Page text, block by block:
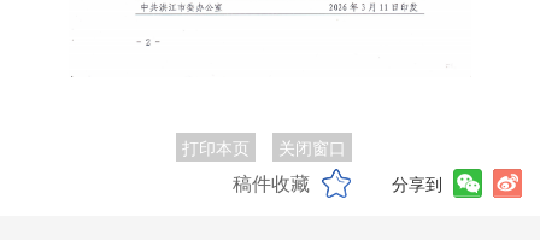
打印本页 关闭窗口
稿件收藏 分享到